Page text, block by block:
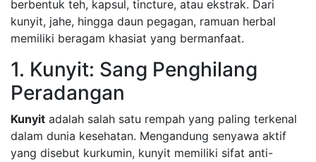
berbentuk teh, kapsul, tincture, atau ekstrak. Dari
kunyit, jahe, hingga daun pegagan, ramuan herbal
memiliki beragam khasiat yang bermanfaat.
1. Kunyit: Sang Penghilang
Peradangan
Kunyit adalah salah satu rempah yang paling terkenal
dalam dunia kesehatan. Mengandung senyawa aktif
yang disebut kurkumin, kunyit memiliki sifat anti-